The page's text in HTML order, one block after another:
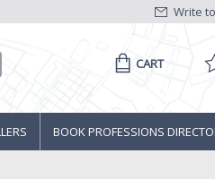
Write
CART
BOOK PROFESSIONS